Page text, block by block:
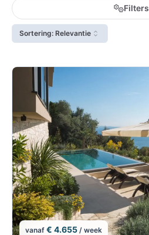
Filters
Sortering: Relevantie
vanaf € 4.655 / week